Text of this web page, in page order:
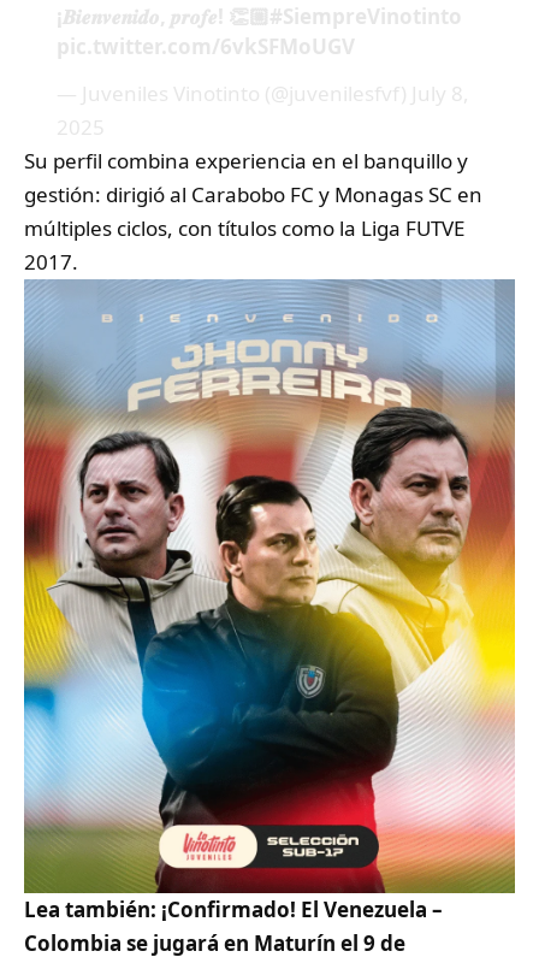
¡𝑩𝒊𝒆𝒏𝒗𝒆𝒏𝒊𝒅𝒐, 𝒑𝒓𝒐𝒇𝒆! 👏🏼#SiempreVinotinto
pic.twitter.com/6vkSFMoUGV
— Juveniles Vinotinto (@juvenilesfvf) July 8,
2025
Su perfil combina experiencia en el banquillo y
gestión: dirigió al Carabobo FC y Monagas SC en
múltiples ciclos, con títulos como la Liga FUTVE
2017.
Lea también: ¡Confirmado! El Venezuela –
Colombia se jugará en Maturín el 9 de